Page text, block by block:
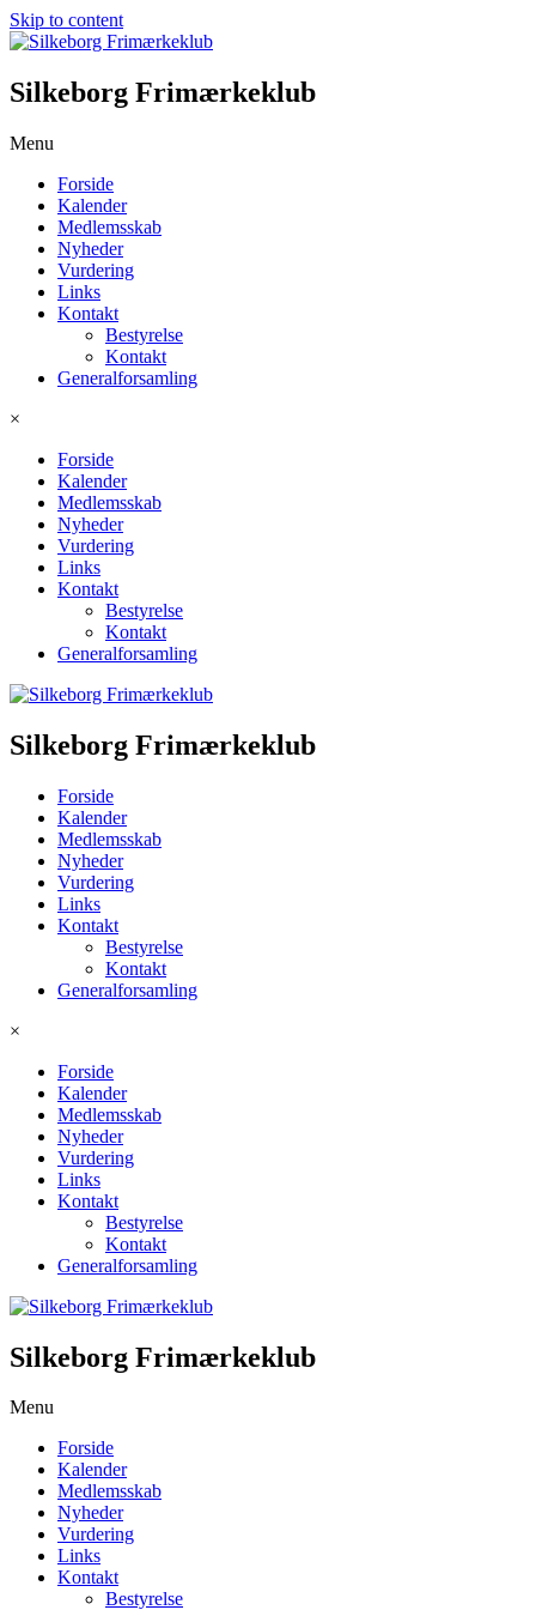
Skip to content
Silkeborg Frimærkeklub
Menu
Forside
Kalender
Medlemsskab
Nyheder
Vurdering
Links
Kontakt
Bestyrelse
Kontakt
Generalforsamling
×
Forside
Kalender
Medlemsskab
Nyheder
Vurdering
Links
Kontakt
Bestyrelse
Kontakt
Generalforsamling
Silkeborg Frimærkeklub
Forside
Kalender
Medlemsskab
Nyheder
Vurdering
Links
Kontakt
Bestyrelse
Kontakt
Generalforsamling
×
Forside
Kalender
Medlemsskab
Nyheder
Vurdering
Links
Kontakt
Bestyrelse
Kontakt
Generalforsamling
Silkeborg Frimærkeklub
Menu
Forside
Kalender
Medlemsskab
Nyheder
Vurdering
Links
Kontakt
Bestyrelse